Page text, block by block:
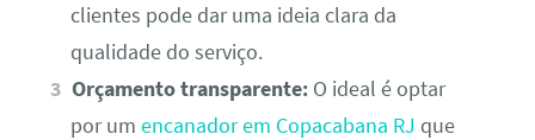
clientes pode dar uma ideia clara da
qualidade do serviço.
Orçamento transparente: O ideal é optar
por um encanador em Copacabana RJ que